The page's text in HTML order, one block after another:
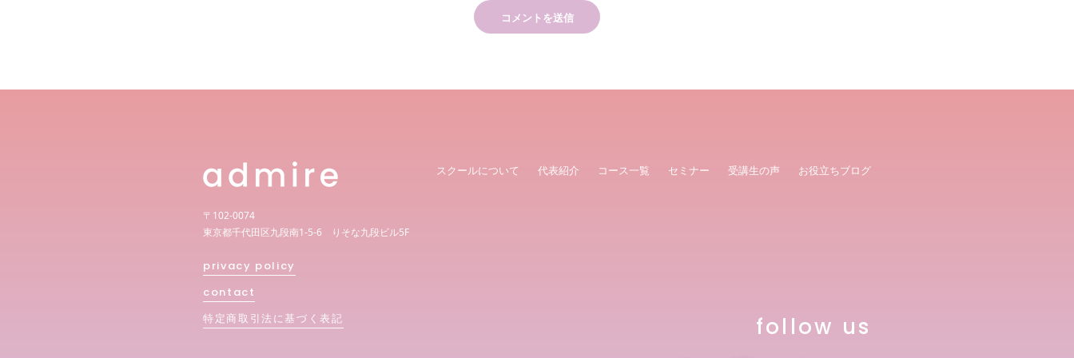
スクールについて 代表紹介 コース一覧 セミナー 受講生の声 お役立ちブログ
〒102-0074
東京都千代田区九段南1-5-6 りそな九段ビル5F
privacy policy
contact
特定商取引法に基づく表記
follow us